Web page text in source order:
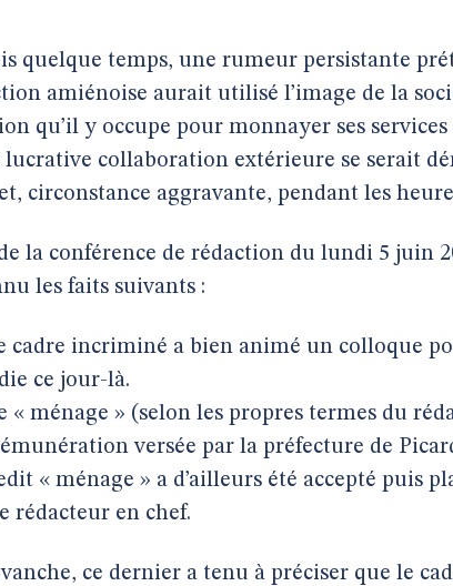
quelque temps, une rumeur persistante
amiénoise aurait utilisé l’image de la
qu’il y occupe pour monnayer ses
lucrative collaboration extérieure se serait
circonstance aggravante, pendant les
la conférence de rédaction du lundi 5 juin
les faits suivants :
cadre incriminé a bien animé un colloque
ce jour-là.
« ménage » (selon les propres termes du
versée par la préfecture de
« ménage » a d’ailleurs été accepté puis
rédacteur en chef.
ce dernier a tenu à préciser que le